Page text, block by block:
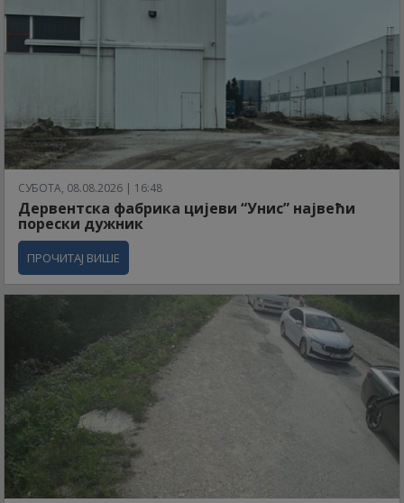
СУБОТА, 08.08.2026 | 16:48
Дервентска фабрика цијеви “Унис” највећи
порески дужник
ПРОЧИТАЈ ВИШЕ